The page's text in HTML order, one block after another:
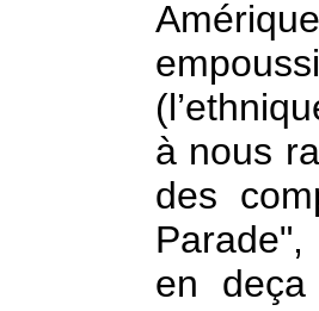
à nous
des
en